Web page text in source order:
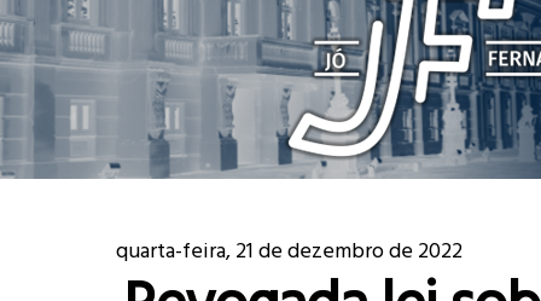
quarta-feira, 21 de dezembro de 2022